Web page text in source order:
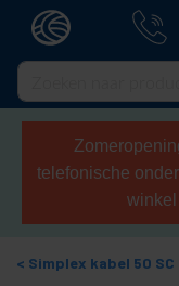
telefonische
winkel
Simplex kabel 50 SC